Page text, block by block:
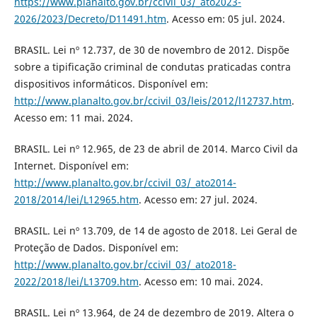
2026/2023/Decreto/D11491.htm. Acesso em: 05 jul. 2024.
BRASIL. Lei nº 12.737, de 30 de novembro de 2012. Dispõe
sobre a tipificação criminal de condutas praticadas contra
dispositivos informáticos. Disponível em:
http://www.planalto.gov.br/ccivil_03/leis/2012/l12737.htm.
Acesso em: 11 mai. 2024.
BRASIL. Lei nº 12.965, de 23 de abril de 2014. Marco Civil da
Internet. Disponível em:
http://www.planalto.gov.br/ccivil_03/_ato2014-
2018/2014/lei/L12965.htm. Acesso em: 27 jul. 2024.
BRASIL. Lei nº 13.709, de 14 de agosto de 2018. Lei Geral de
Proteção de Dados. Disponível em:
http://www.planalto.gov.br/ccivil_03/_ato2018-
2022/2018/lei/L13709.htm. Acesso em: 10 mai. 2024.
BRASIL. Lei nº 13.964, de 24 de dezembro de 2019. Altera o